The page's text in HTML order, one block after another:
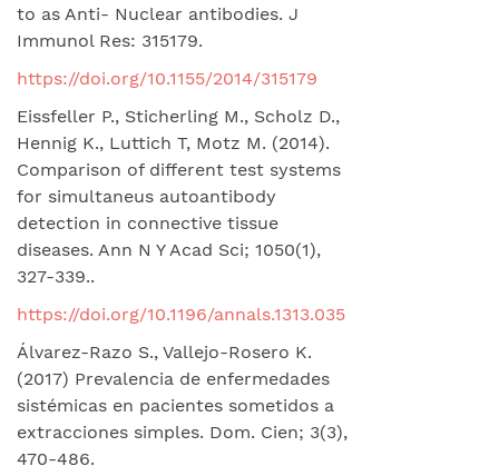
to as Anti- Nuclear antibodies. J
Immunol Res: 315179.
https://doi.org/10.1155/2014/315179
Eissfeller P., Sticherling M., Scholz D.,
Hennig K., Luttich T, Motz M. (2014).
Comparison of different test systems
for simultaneus autoantibody
detection in connective tissue
diseases. Ann N Y Acad Sci; 1050(1),
327-339..
https://doi.org/10.1196/annals.1313.035
Álvarez-Razo S., Vallejo-Rosero K.
(2017) Prevalencia de enfermedades
sistémicas en pacientes sometidos a
extracciones simples. Dom. Cien; 3(3),
470-486.